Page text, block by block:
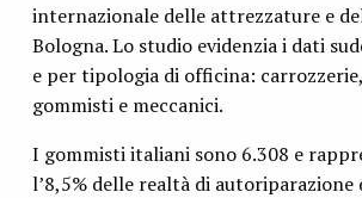
internazionale delle attrezzature e
Bologna. Lo studio evidenzia i dati
e per tipologia di officina:
gommisti e meccanici.
I gommisti italiani sono 6.308 e
l’8,5% delle realtà di autoriparazione